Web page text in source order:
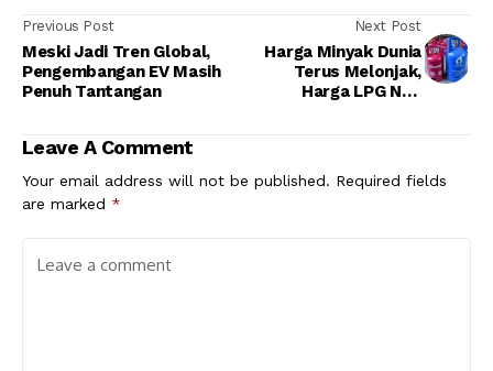
Previous Post
Meski Jadi Tren Global,
Pengembangan EV Masih
Penuh Tantangan
Next Post
Harga Minyak Dunia
Terus Melonjak,
Harga LPG Non
Leave A Comment
Your email address will not be published. Required fields
are marked *